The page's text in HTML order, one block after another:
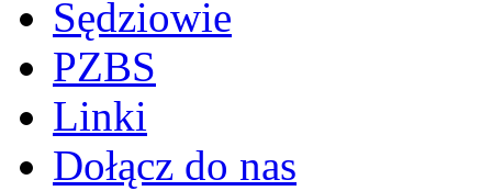
Sędziowie
PZBS
Linki
Dołącz do nas